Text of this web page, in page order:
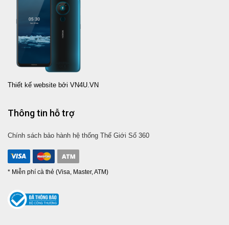
Thiết kế website bởi VN4U.VN
Thông tin hỗ trợ
Chính sách bảo hành hệ thống Thế Giới Số 360
* Miễn phí cà thẻ (Visa, Master, ATM)